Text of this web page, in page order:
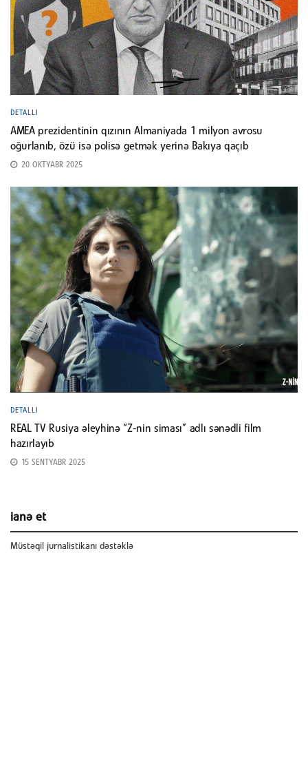
DETALLI
AMEA prezidentinin qızının Almaniyada 1 milyon avrosu
oğurlanıb, özü isə polisə getmək yerinə Bakıya qaçıb
20 OKTYABR 2025
DETALLI
REAL TV Rusiya əleyhinə “Z-nin siması” adlı sənədli film
hazırlayıb
15 SENTYABR 2025
ianə et
Müstəqil jurnalistikanı dəstəklə